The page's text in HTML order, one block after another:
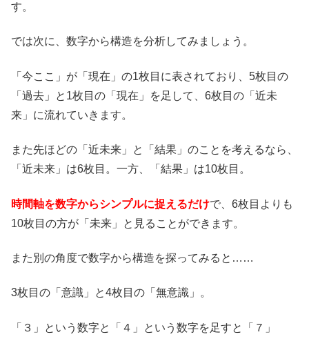
す。
では次に、数字から構造を分析してみましょう。
「今ここ」が「現在」の1枚目に表されており、5枚目の
「過去」と1枚目の「現在」を足して、6枚目の「近未
来」に流れていきます。
また先ほどの「近未来」と「結果」のことを考えるなら、
「近未来」は6枚目。一方、「結果」は10枚目。
時間軸を数字からシンプルに捉えるだけで、6枚目よりも
10枚目の方が「未来」と見ることができます。
また別の角度で数字から構造を探ってみると……
3枚目の「意識」と4枚目の「無意識」。
「３」という数字と「４」という数字を足すと「７」